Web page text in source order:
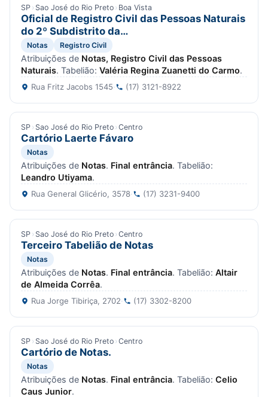
SP › Sao José do Rio Preto › Boa Vista
Oficial de Registro Civil das Pessoas Naturais
do 2º Subdistrito da…
Notas Registro Civil
Atribuições de Notas, Registro Civil das Pessoas
Naturais. Tabelião: Valéria Regina Zuanetti do Carmo.
Rua Fritz Jacobs 1545· (17) 3121-8922
SP › Sao José do Rio Preto › Centro
Cartório Laerte Fávaro
Notas
Atribuições de Notas. Final entrância. Tabelião:
Leandro Utiyama.
Rua General Glicério, 3578· (17) 3231-9400
SP › Sao José do Rio Preto › Centro
Terceiro Tabelião de Notas
Notas
Atribuições de Notas. Final entrância. Tabelião: Altair
de Almeida Corrêa.
Rua Jorge Tibiriça, 2702· (17) 3302-8200
SP › Sao José do Rio Preto › Centro
Cartório de Notas.
Notas
Atribuições de Notas. Final entrância. Tabelião: Celio
Caus Junior.